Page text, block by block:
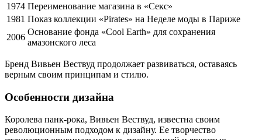
1974 Переименование магазина в «Секс»
1981 Показ коллекции «Pirates» на Неделе моды в Париже
2006
Основание фонда «Cool Earth» для сохранения
амазонского леса
Бренд Вивьен Вествуд продолжает развиваться, оставаясь
верным своим принципам и стилю.
Особенности дизайна
Королева панк-рока, Вивьен Вествуд, известна своим
революционным подходом к дизайну. Ее творчество